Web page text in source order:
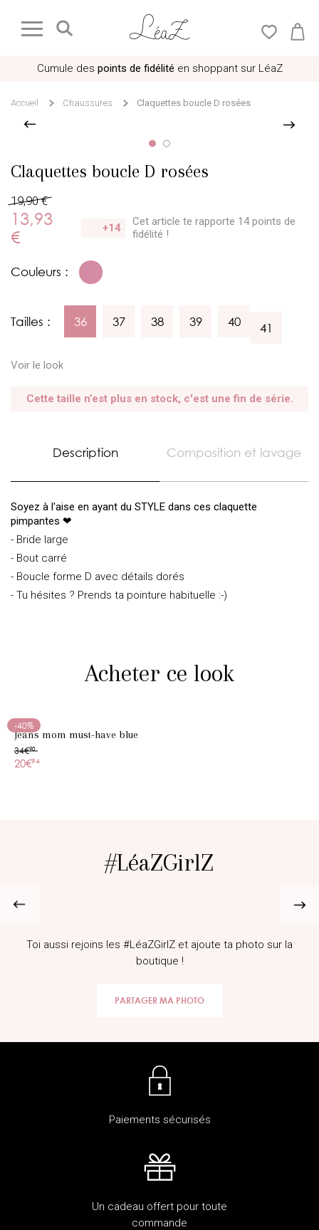
Cumule des points de fidélité en shoppant sur LéaZ
Accueil Chaussures Claquettes boucle D rosées
Claquettes boucle D rosées
19,90 €
13,93
€
+14 Cet article te rapporte 14 points de
fidélité !
Couleurs :
Tailles : 36 37 38 39 40 41
Voir le look
Cette taille n’est plus en stock, c'est une fin de série.
Description Composition et lavage
Soyez à l'aise en ayant du STYLE dans ces claquette
pimpantes ❤
- Bride large
- Bout carré
- Boucle forme D avec détails dorés
- Tu hésites ? Prends ta pointure habituelle :-)
Acheter ce look
-40%
Jeans mom must-have blue
34€90
20€94
#LéaZGirlZ
Toi aussi rejoins les #LéaZGirlZ et ajoute ta photo sur la
boutique !
PARTAGER MA PHOTO
Paiements sécurisés
Un cadeau offert pour toute
commande